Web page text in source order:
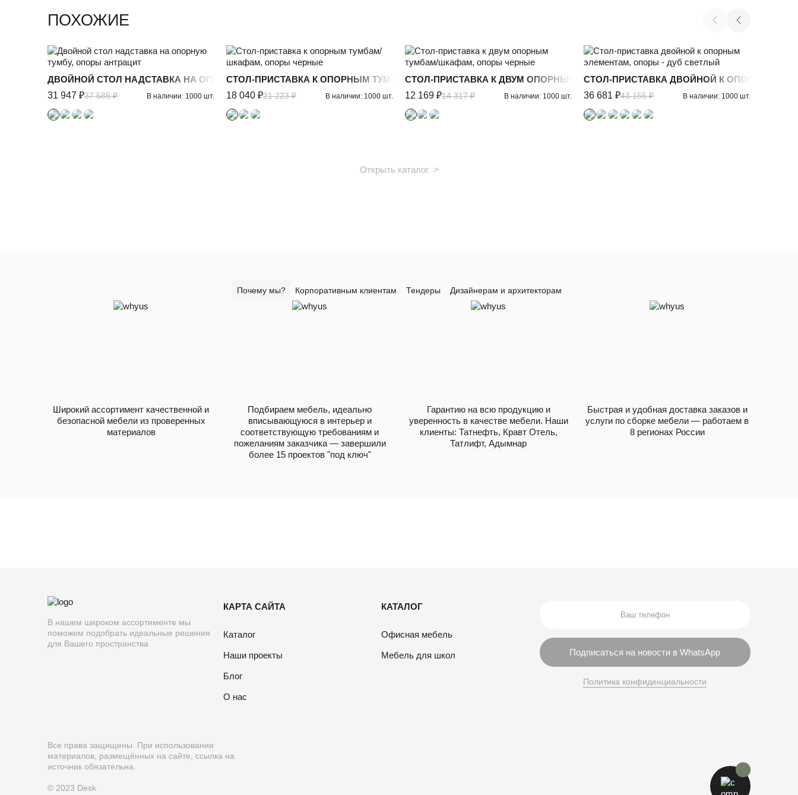
ПОХОЖИЕ
ДВОЙНОЙ СТОЛ НАДСТАВКА НА ОПОРНУЮ ТУМБУ, ОПОРЫ АНТРАЦИТ
31 947 ₽37 585 ₽ В наличии: 1000 шт.
СТОЛ-ПРИСТАВКА К ОПОРНЫМ ТУМБАМ/ШКАФАМ, ОПОРЫ ЧЕРНЫЕ
18 040 ₽21 223 ₽ В наличии: 1000 шт.
СТОЛ-ПРИСТАВКА К ДВУМ ОПОРНЫМ ТУМБАМ/ШКАФАМ, ОПОРЫ ЧЕРНЫЕ
12 169 ₽14 317 ₽ В наличии: 1000 шт.
СТОЛ-ПРИСТАВКА ДВОЙНОЙ К ОПОРНЫМ
36 681 ₽43 155 ₽ В наличии: 1000 шт.
Открыть каталог >
Почему мы? Корпоративным клиентам Тендеры Дизайнерам и архитекторам
Широкий ассортимент качественной и
безопасной мебели из проверенных
материалов
Подбираем мебель, идеально
вписывающуюся в интерьер и
соответствующую требованиям и
пожеланиям заказчика — завершили
более 15 проектов "под ключ"
Гарантию на всю продукцию и
уверенность в качестве мебели. Наши
клиенты: Татнефть, Кравт Отель,
Татлифт, Адымнар
Быстрая и удобная доставка заказов и
услуги по сборке мебели — работаем в
8 регионах России
В нашем широком ассортименте мы
поможем подобрать идеальные решения
для Вашего пространства
КАРТА САЙТА
Каталог
Наши проекты
Блог
О нас
КАТАЛОГ
Офисная мебель
Мебель для школ Подписаться на новости в WhatsApp
Политика конфиденциальности
Все права защищены. При использовании
материалов, размещённых на сайте, ссылка на
источник обязательна.
© 2023 Desk